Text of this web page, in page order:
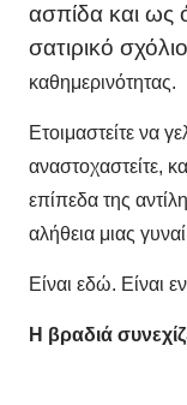
ασπίδα και ως
σατιρικό
καθημερινότητας.
Ετοιμαστείτε να
αναστοχαστείτε,
επίπεδα της
αλήθεια μιας
Είναι εδώ. Είναι
Η βραδιά